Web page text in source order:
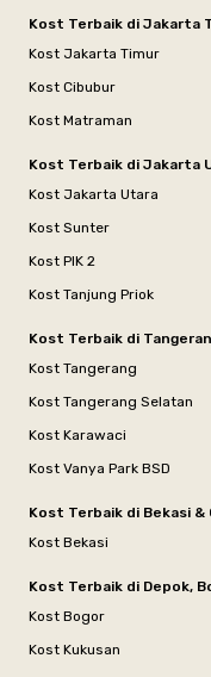
Kost Terbaik di Jakarta
Kost Jakarta Timur
Kost Cibubur
Kost Matraman
Kost Terbaik di Jakarta
Kost Jakarta Utara
Kost Sunter
Kost PIK 2
Kost Tanjung Priok
Kost Terbaik di
Kost Tangerang
Kost Tangerang Selatan
Kost Karawaci
Kost Vanya Park BSD
Kost Terbaik di Bekasi &
Kost Bekasi
Kost Terbaik di Depok,
Kost Bogor
Kost Kukusan